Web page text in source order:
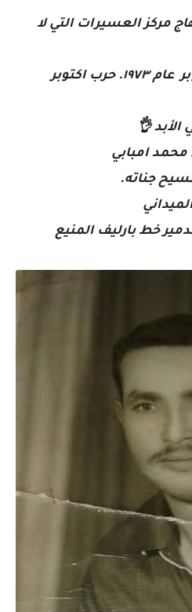
مركز العسيرات التي لا
في مثل هذا اليوم ٦ اكتوبر عام ١٩٧٣. حرب اكتوبر
الأبد 👌
محمد امبابي
جناته.
خط بارليف المنيع